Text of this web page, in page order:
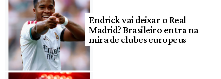
Endrick vai deixar o Real
Madrid? Brasileiro entra na
mira de clubes europeus